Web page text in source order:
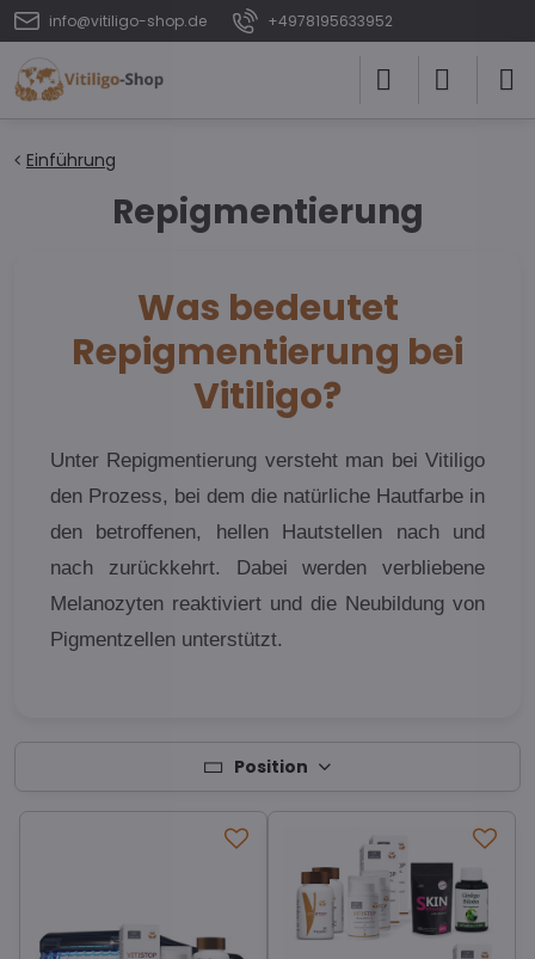
info@vitiligo-shop.de +4978195633952
Einführung
Repigmentierung
Was bedeutet
Repigmentierung bei
Vitiligo?
Unter Repigmentierung versteht man bei Vitiligo
den Prozess, bei dem die natürliche Hautfarbe in
den betroffenen, hellen Hautstellen nach und
nach zurückkehrt. Dabei werden verbliebene
Melanozyten reaktiviert und die Neubildung von
Pigmentzellen unterstützt.
Position